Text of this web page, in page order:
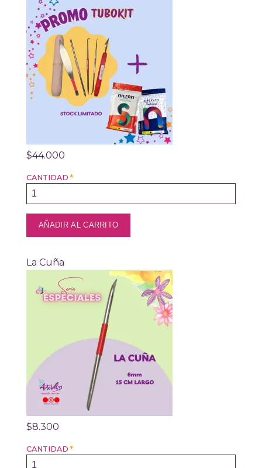
$44.000
CANTIDAD *
La Cuña
$8.300
CANTIDAD *